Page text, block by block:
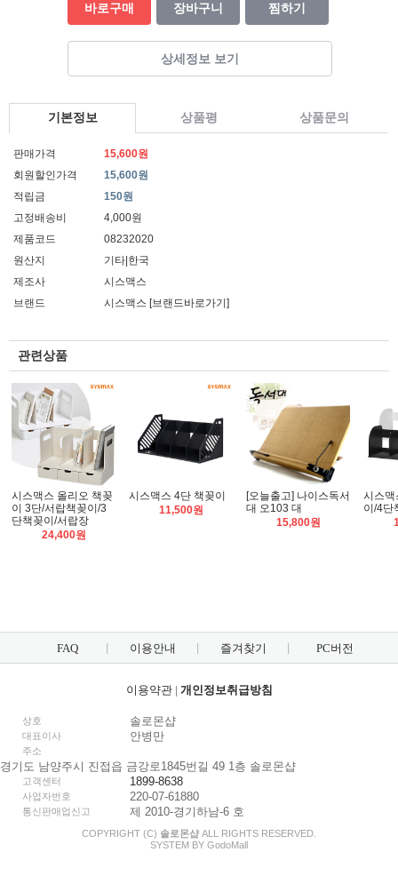
바로구매 장바구니 찜하기
상세정보 보기
기본정보 상품평 상품문의
판매가격
15,600원
회원할인가격
15,600원
적립금
150원
고정배송비
4,000원
제품코드
08232020
원산지
기타|한국
제조사
시스맥스
브랜드
시스맥스 [브랜드바로가기]
관련상품
시스맥스 올리오 책꽂
이 3단/서랍책꽂이/3
단책꽂이/서랍장
24,400원
시스맥스 4단 책꽂이
11,500원
[오늘출고] 나이스독서
대 오103 대
15,800원
시스맥
이/4단
FAQ 이용안내 즐겨찾기 PC버전
이용약관| 개인정보취급방침
상호 솔로몬샵
대표이사 안병만
주소
경기도 남양주시 진접읍 금강로1845번길 49 1층 솔로몬샵
고객센터 1899-8638
사업자번호 220-07-61880
통신판매업신고 제 2010-경기하남-6 호
COPYRIGHT (C) 솔로몬샵 ALL RIGHTS RESERVED.
SYSTEM BY GodoMall